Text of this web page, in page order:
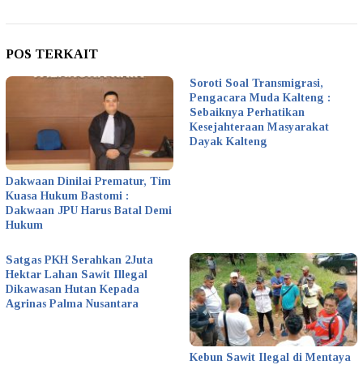
POS TERKAIT
Dakwaan Dinilai Prematur, Tim
Kuasa Hukum Bastomi :
Dakwaan JPU Harus Batal Demi
Hukum
Soroti Soal Transmigrasi,
Pengacara Muda Kalteng :
Sebaiknya Perhatikan
Kesejahteraan Masyarakat
Dayak Kalteng
Satgas PKH Serahkan 2Juta
Hektar Lahan Sawit Illegal
Dikawasan Hutan Kepada
Agrinas Palma Nusantara
Kebun Sawit Ilegal di Mentaya